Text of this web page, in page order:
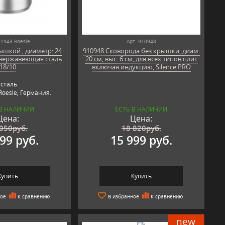
Roesle
, диаметр: 24
сталь
18/10
Германия.
НАЛИЧИИ
руб.
руб.
К сравнению
Арт: 910948
910948 Сковорода без крышки, диам.
20 см, выс. 6 см, для всех типов плит
включая индукцию, Silence PRO
ЕСТЬ В НАЛИЧИИ
Цена:
18 820руб.
15 999 руб.
Купить
В избранное К сравнению
new